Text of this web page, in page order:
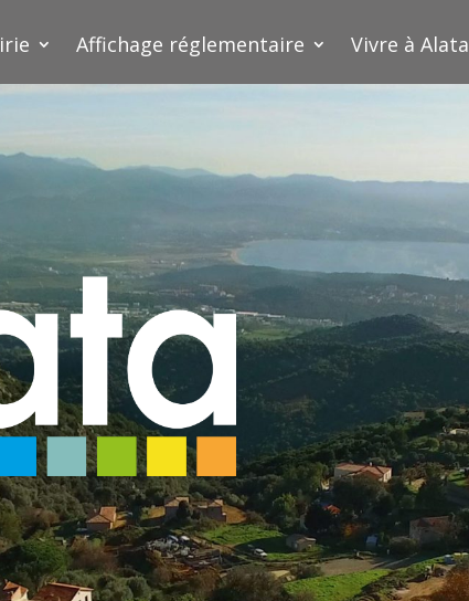
Affichage réglementaire Vivre à Alata